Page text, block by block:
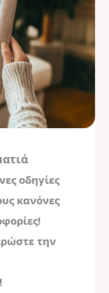
οδηγίες
κανόνες
την